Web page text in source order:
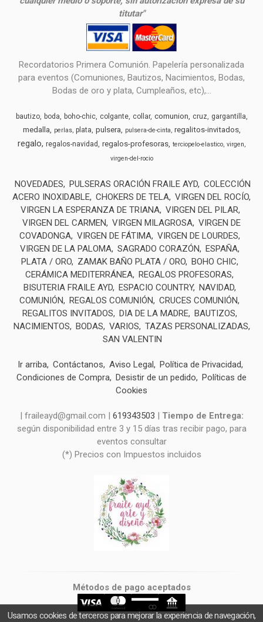
titutar"
Recordatorios Primera Comunión. Papelería personalizada
para eventos (Comuniones, Bautizos, Nacimientos, Bodas,
Bodas de oro y plata, Cumpleaños, etc),...
bautizo boda boho-chic colgante collar comunion cruz gargantilla
medalla perlas plata pulsera pulsera-de-cinta regalitos-invitados
regalo regalos-navidad regalos-profesoras terciopelo-elastico virgen
virgen-del-rocio
NOVEDADES PULSERAS ORACIÓN FRAILE AYD COLECCIÓN
ACERO INOXIDABLE CHOKERS DE TELA VIRGEN DEL ROCÍO
VIRGEN LA ESPERANZA DE TRIANA VIRGEN DEL PILAR
VIRGEN DEL CARMEN
VIRGEN MILAGROSA VIRGEN DE
COVADONGA VIRGEN DE FÁTIMA VIRGEN DE LOURDES
VIRGEN DE LA PALOMA SAGRADO CORAZÓN
ESPAÑA
PLATA / ORO
ZAMAK BAÑO PLATA / ORO BOHO CHIC
CERÁMICA MEDITERRÁNEA REGALOS PROFESORAS
BISUTERIA FRAILE AYD ESPACIO COUNTRY NAVIDAD
COMUNIÓN
REGALOS COMUNIÓN
CRUCES COMUNIÓN
REGALITOS INVITADOS
DIA DE LA MADRE BAUTIZOS
NACIMIENTOS
BODAS VARIOS
TAZAS PERSONALIZADAS
SAN VALENTIN
Ir arriba Contáctanos Aviso Legal
Política de Privacidad
Condiciones de Compra Desistir de un pedido
Políticas de
Cookies
| fraileayd@gmail.com | 619343503 | Tiempo de Entrega:
según disponibilidad entre 3 y 15 días tras recibir pago, para
eventos consultar
(*) Precios con Impuestos incluidos
Métodos de pago aceptados
Usamos cookies de terceros para mejorar la experiencia de navegación,